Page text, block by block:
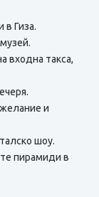
в Гиза.
входна такса,
и
шоу.
пирамиди в